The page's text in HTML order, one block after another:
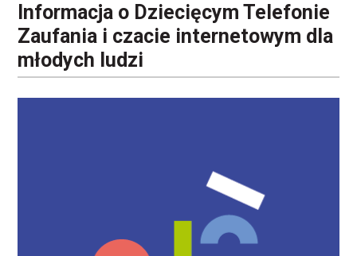
Informacja o Dziecięcym Telefonie
Zaufania i czacie internetowym dla
młodych ludzi